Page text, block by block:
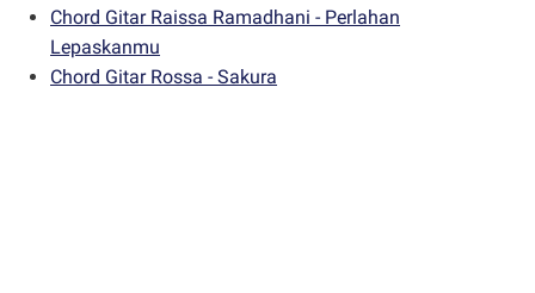
Chord Gitar Raissa Ramadhani - Perlahan
Lepaskanmu
Chord Gitar Rossa - Sakura